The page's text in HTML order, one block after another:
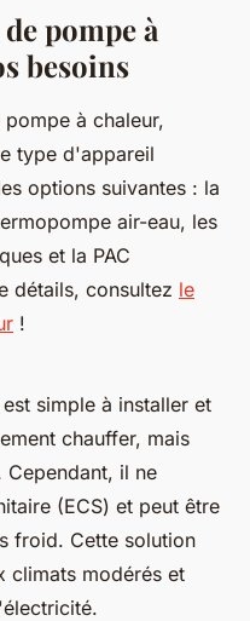
pompe à
besoins
à chaleur,
type d'appareil
options suivantes : la
air-eau, les
et la PAC
détails, consultez le
!
simple à installer et
chauffer, mais
il ne
(ECS) et peut être
froid. Cette solution
climats modérés et